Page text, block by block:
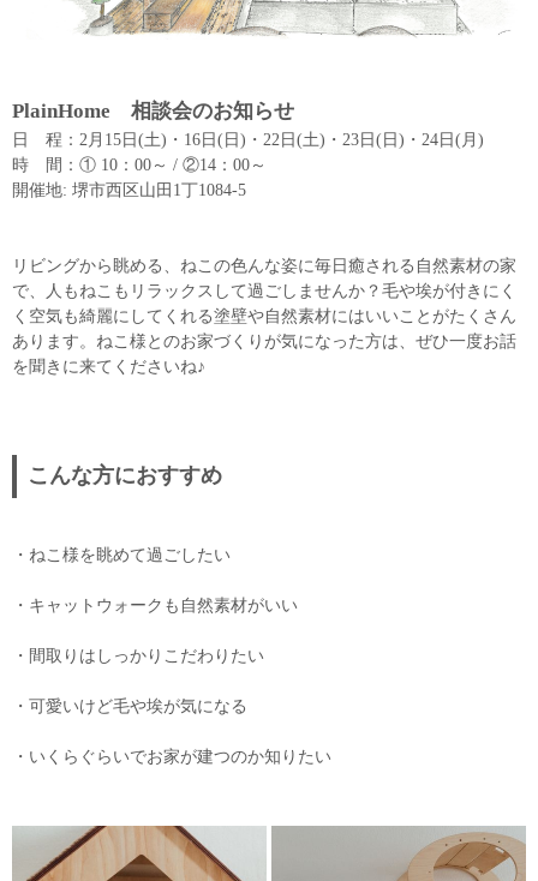
PlainHome 相談会のお知らせ
日 程：2月15日(土)・16日(日)・22日(土)・23日(日)・24日(月)
時 間：① 10：00～ / ②14：00～
開催地: 堺市西区山田1丁1084-5
リビングから眺める、ねこの色んな姿に毎日癒される自然素材の家
で、人もねこもリラックスして過ごしませんか？毛や埃が付きにく
く空気も綺麗にしてくれる塗壁や自然素材にはいいことがたくさん
あります。ねこ様とのお家づくりが気になった方は、ぜひ一度お話
を聞きに来てくださいね♪
こんな方におすすめ
・ねこ様を眺めて過ごしたい
・キャットウォークも自然素材がいい
・間取りはしっかりこだわりたい
・可愛いけど毛や埃が気になる
・いくらぐらいでお家が建つのか知りたい